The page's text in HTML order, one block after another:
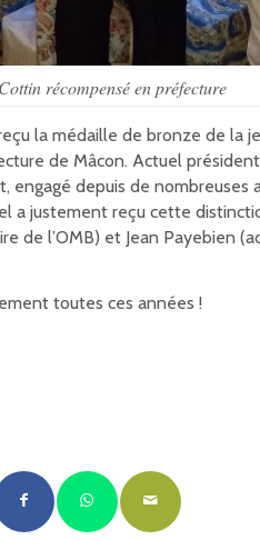
récompensé en préfecture
la médaille de bronze de la
de Mâcon. Actuel président
engagé depuis de nombreuses
a justement reçu cette
de l’OMB) et Jean Payebien
toutes ces années !